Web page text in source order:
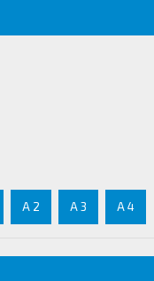
A 2 A 3 A 4